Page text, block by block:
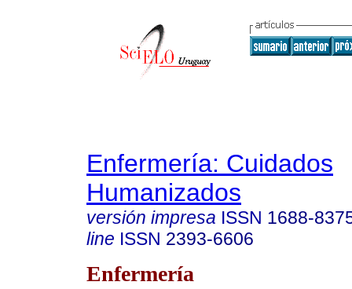
Enfermería: Cuidados
Humanizados
versión impresa ISSN 1688-
line ISSN 2393-6606
Enfermería